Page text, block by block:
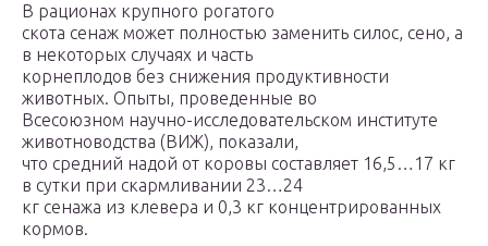
В рационах крупного рогатого
скота сенаж может полностью заменить силос, сено, а
в некоторых случаях и часть
корнеплодов без снижения продуктивности
животных. Опыты, проведенные во
Всесоюзном научно-исследовательском институте
животноводства (ВИЖ), показали,
что средний надой от коровы составляет 16,5…17 кг
в сутки при скармливании 23…24
кг сенажа из клевера и 0,3 кг концентрированных
кормов.